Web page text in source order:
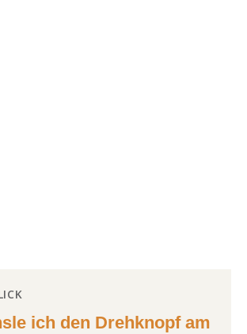
ich den Drehknopf am